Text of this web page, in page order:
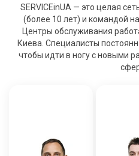
SERVICEinUA — это целая
(более 10 лет) и командой
Центры обслуживания
Киева. Специалисты
чтобы идти в ногу с новыми